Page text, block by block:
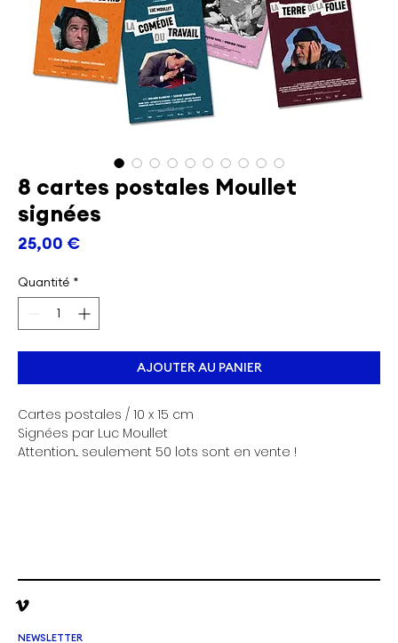
8 cartes postales Moullet
signées
25,00 €Prix
Quantité *
AJOUTER AU PANIER
Cartes postales / 10 x 15 cm
Signées par Luc Moullet
Attention... seulement 50 lots sont en vente !
NEWSLETTER